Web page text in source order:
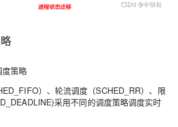
策略
）、轮流调度（SCHED_RR）、限
采用不同的调度策略调度实时